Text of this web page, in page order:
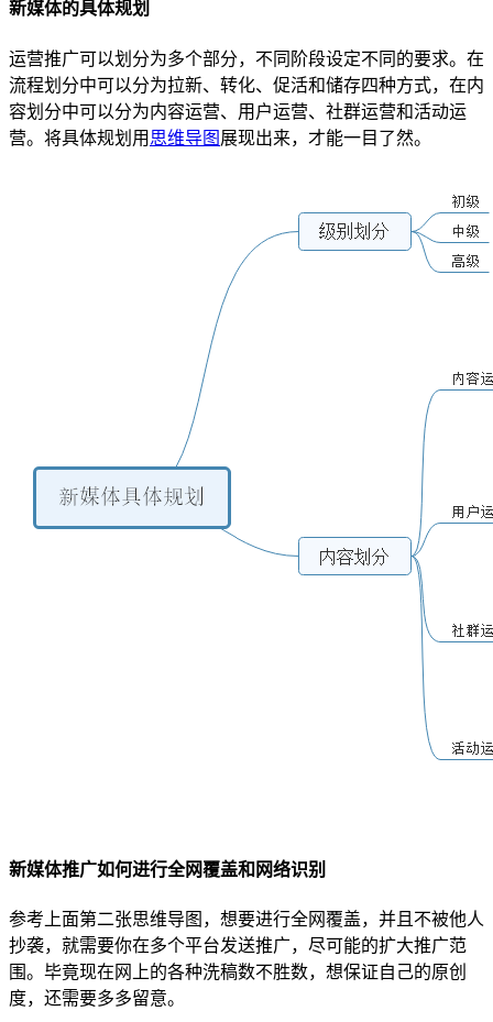
新媒体的具体规划
运营推广可以划分为多个部分，不同阶段设定不同的要求。在
流程划分中可以分为拉新、转化、促活和储存四种方式，在内
容划分中可以分为内容运营、用户运营、社群运营和活动运
营。将具体规划用 思维导图 展现出来，才能一目了然。
新媒体推广如何进行全网覆盖和网络识别
参考上面第二张思维导图，想要进行全网覆盖，并且不被他人
抄袭，就需要你在多个平台发送推广，尽可能的扩大推广范
围。毕竟现在网上的各种洗稿数不胜数，想保证自己的原创
度，还需要多多留意。